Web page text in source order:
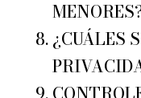
¿CUÁLES